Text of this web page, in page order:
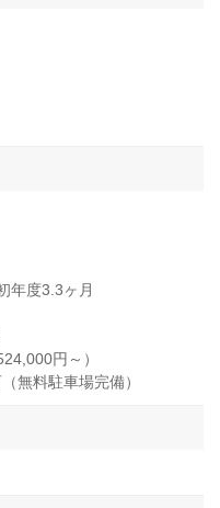
年度3.3ヶ月
円～）
無料駐車場完備）